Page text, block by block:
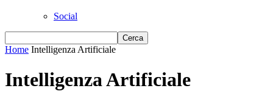
Social
Home Intelligenza Artificiale
Intelligenza Artificiale